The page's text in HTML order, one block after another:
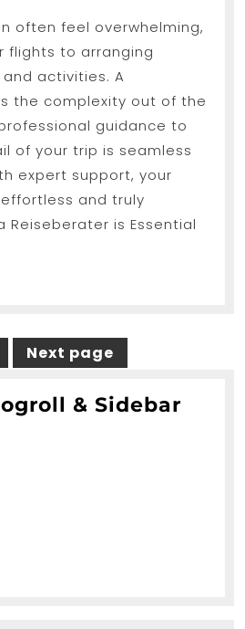
and
Stress
Free
Travel
Experiences
often feel overwhelming,
flights to arranging
activities. A
the complexity out of the
guidance to
of your trip is seamless
expert support, your
and truly
Reiseberater is Essential
Next page
& Sidebar